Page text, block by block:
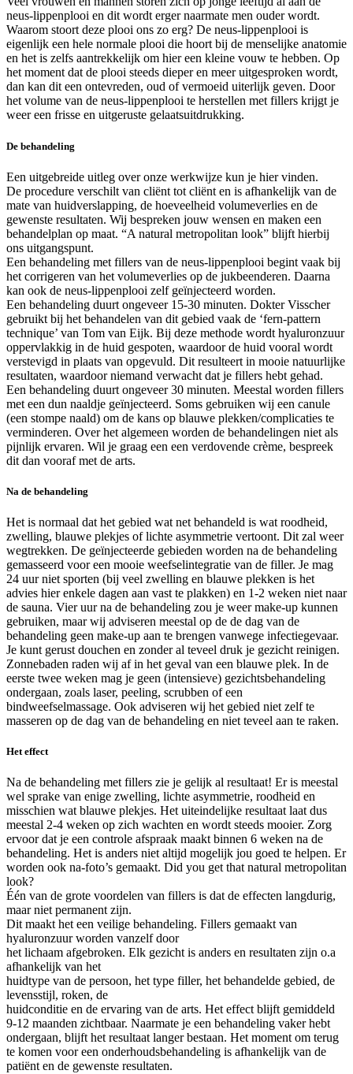
neus-lippenplooi en dit wordt erger naarmate men ouder wordt.
Waarom stoort deze plooi ons zo erg? De neus-lippenplooi is
eigenlijk een hele normale plooi die hoort bij de menselijke anatomie
en het is zelfs aantrekkelijk om hier een kleine vouw te hebben. Op
het moment dat de plooi steeds dieper en meer uitgesproken wordt,
dan kan dit een ontevreden, oud of vermoeid uiterlijk geven. Door
het volume van de neus-lippenplooi te herstellen met fillers krijgt je
weer een frisse en uitgeruste gelaatsuitdrukking.
De behandeling
Een uitgebreide uitleg over onze werkwijze kun je hier vinden.
De procedure verschilt van cliënt tot cliënt en is afhankelijk van de
mate van huidverslapping, de hoeveelheid volumeverlies en de
gewenste resultaten. Wij bespreken jouw wensen en maken een
behandelplan op maat. “A natural metropolitan look” blijft hierbij
ons uitgangspunt.
Een behandeling met fillers van de neus-lippenplooi begint vaak bij
het corrigeren van het volumeverlies op de jukbeenderen. Daarna
kan ook de neus-lippenplooi zelf geïnjecteerd worden.
Een behandeling duurt ongeveer 15-30 minuten. Dokter Visscher
gebruikt bij het behandelen van dit gebied vaak de ‘fern-pattern
technique’ van Tom van Eijk. Bij deze methode wordt hyaluronzuur
oppervlakkig in de huid gespoten, waardoor de huid vooral wordt
verstevigd in plaats van opgevuld. Dit resulteert in mooie natuurlijke
resultaten, waardoor niemand verwacht dat je fillers hebt gehad.
Een behandeling duurt ongeveer 30 minuten. Meestal worden fillers
met een dun naaldje geïnjecteerd. Soms gebruiken wij een canule
(een stompe naald) om de kans op blauwe plekken/complicaties te
verminderen. Over het algemeen worden de behandelingen niet als
pijnlijk ervaren. Wil je graag een een verdovende crème, bespreek
dit dan vooraf met de arts.
Na de behandeling
Het is normaal dat het gebied wat net behandeld is wat roodheid,
zwelling, blauwe plekjes of lichte asymmetrie vertoont. Dit zal weer
wegtrekken. De geïnjecteerde gebieden worden na de behandeling
gemasseerd voor een mooie weefselintegratie van de filler. Je mag
24 uur niet sporten (bij veel zwelling en blauwe plekken is het
advies hier enkele dagen aan vast te plakken) en 1-2 weken niet naar
de sauna. Vier uur na de behandeling zou je weer make-up kunnen
gebruiken, maar wij adviseren meestal op de de dag van de
behandeling geen make-up aan te brengen vanwege infectiegevaar.
Je kunt gerust douchen en zonder al teveel druk je gezicht reinigen.
Zonnebaden raden wij af in het geval van een blauwe plek. In de
eerste twee weken mag je geen (intensieve) gezichtsbehandeling
ondergaan, zoals laser, peeling, scrubben of een
bindweefselmassage. Ook adviseren wij het gebied niet zelf te
masseren op de dag van de behandeling en niet teveel aan te raken.
Het effect
Na de behandeling met fillers zie je gelijk al resultaat! Er is meestal
wel sprake van enige zwelling, lichte asymmetrie, roodheid en
misschien wat blauwe plekjes. Het uiteindelijke resultaat laat dus
meestal 2-4 weken op zich wachten en wordt steeds mooier. Zorg
ervoor dat je een controle afspraak maakt binnen 6 weken na de
behandeling. Het is anders niet altijd mogelijk jou goed te helpen. Er
worden ook na-foto’s gemaakt. Did you get that natural metropolitan
look?
Één van de grote voordelen van fillers is dat de effecten langdurig,
maar niet permanent zijn.
Dit maakt het een veilige behandeling. Fillers gemaakt van
hyaluronzuur worden vanzelf door
het lichaam afgebroken. Elk gezicht is anders en resultaten zijn o.a
afhankelijk van het
huidtype van de persoon, het type filler, het behandelde gebied, de
levensstijl, roken, de
huidconditie en de ervaring van de arts. Het effect blijft gemiddeld
9-12 maanden zichtbaar. Naarmate je een behandeling vaker hebt
ondergaan, blijft het resultaat langer bestaan. Het moment om terug
te komen voor een onderhoudsbehandeling is afhankelijk van de
patiënt en de gewenste resultaten.